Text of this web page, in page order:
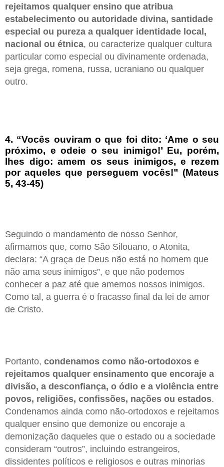
rejeitamos qualquer ensino que atribua
estabelecimento ou autoridade divina, santidade
especial ou pureza a qualquer identidade local,
nacional ou étnica, ou caracterize qualquer cultura
particular como especial ou divinamente ordenada,
seja grega, romena, russa, ucraniano ou qualquer
outro.
4. “Vocês ouviram o que foi dito: ‘Ame o seu
próximo, e odeie o seu inimigo!’ Eu, porém,
lhes digo: amem os seus inimigos, e rezem
por aqueles que perseguem vocês!” (Mateus
5, 43-45)
Seguindo o mandamento de nosso Senhor,
afirmamos que, como São Silouano, o Atonita,
declara: “A graça de Deus não está no homem que
não ama seus inimigos”, e que não podemos
conhecer a paz até que amemos nossos inimigos.
Como tal, a guerra é o fracasso final da lei de amor
de Cristo.
Portanto, condenamos como não-ortodoxos e
rejeitamos qualquer ensinamento que encoraje a
divisão, a desconfiança, o ódio e a violência entre
povos, religiões, confissões, nações ou estados.
Condenamos ainda como não-ortodoxos e rejeitamos
qualquer ensino que demonize ou encoraje a
demonização daqueles que o estado ou a sociedade
consideram “outros”, incluindo estrangeiros,
dissidentes políticos e religiosos e outras minorias